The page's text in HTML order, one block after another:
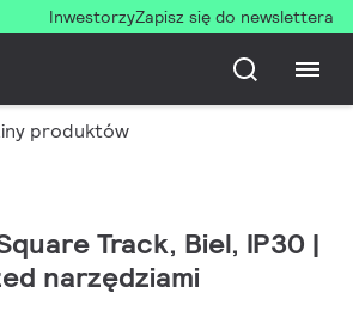
InwestorzyZapisz się do newslettera
produktów
Track, Biel, IP30 |
narzędziami